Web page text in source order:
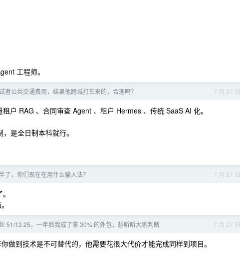
工程师。
7 月 27 日
者公共交通费用，结果他跨城打车来的，合理吗？
户 RAG 、合同审查 Agent 、租户 Hermes 、传统 SaaS AI 化。
是全日制本科就行。
7 月 27 日
了，你们现在在用什么输入法？
7 月 27 日
51/12.25，一年后我成了拿 30% 的外包，想听听大家判断
做到技术是不可替代的，他需要花很大代价才能完成同样到项目。